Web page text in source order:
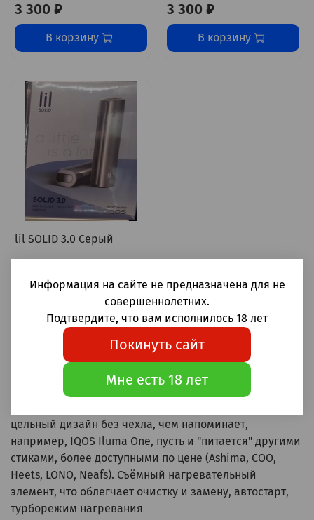
3 300 ₽
В корзину
3 300 ₽
В корзину
lil SOLID 3.0 Серый
Предзаказ
Нагреватель табака lil SOLID 3.0 - компактная новинка
от IQOS. Устройство третьего (3.0) поколения,
цельный дизайн без чехла, чем напоминает,
например, IQOS Iluma One, пусть и "питается" другими
стиками, более доступными по цене (Ashima, COO,
Heets, LONO, Neafs). Съёмный нагревательный
элемент, что облегчает очистку и замену, автостарт,
турборежим нагревания
Информация на сайте не предназначена для не
совершеннолетних.
Подтвердите, что вам исполнилось 18 лет
Покинуть сайт
Мне есть 18 лет